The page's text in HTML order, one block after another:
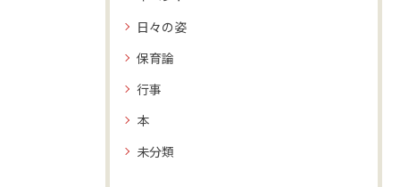
日々の姿
保育論
行事
本
未分類